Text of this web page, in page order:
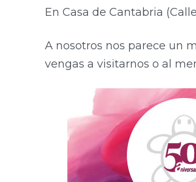
En Casa de Cantabria
A nosotros nos parece un
vengas a visitarnos o al